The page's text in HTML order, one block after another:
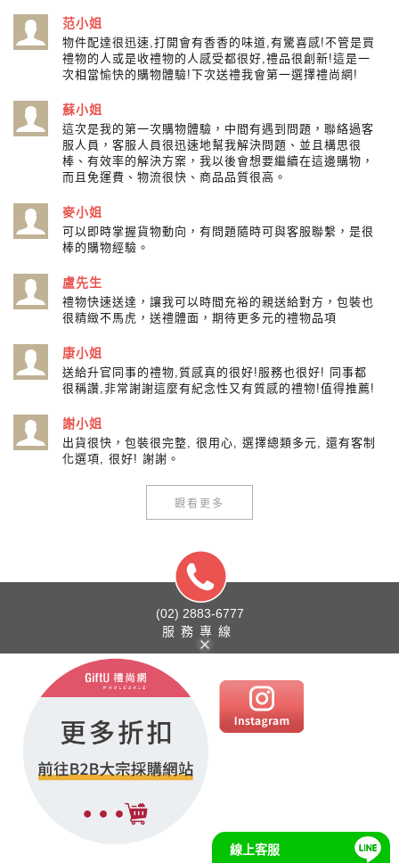
范小姐
物件配達很迅速,打開會有香香的味道,有驚喜感!不管是買
禮物的人或是收禮物的人感受都很好,禮品很創新!這是一
次相當愉快的購物體驗!下次送禮我會第一選擇禮尚網!
蘇小姐
這次是我的第一次購物體驗，中間有遇到問題，聯絡過客
服人員，客服人員很迅速地幫我解決問題、並且構思很
棒、有效率的解決方案，我以後會想要繼續在這邊購物，
而且免運費、物流很快、商品品質很高。
麥小姐
可以即時掌握貨物動向，有問題隨時可與客服聯繫，是很
棒的購物經驗。
盧先生
禮物快速送達，讓我可以時間充裕的親送給對方，包裝也
很精緻不馬虎，送禮體面，期待更多元的禮物品項
康小姐
送給升官同事的禮物,質感真的很好!服務也很好! 同事都
很稱讚,非常謝謝這麼有紀念性又有質感的禮物!值得推薦!
謝小姐
出貨很快，包裝很完整, 很用心, 選擇總類多元, 還有客制
化選項, 很好! 謝謝。
觀看更多
(02) 2883-6777
服務專線
線上客服